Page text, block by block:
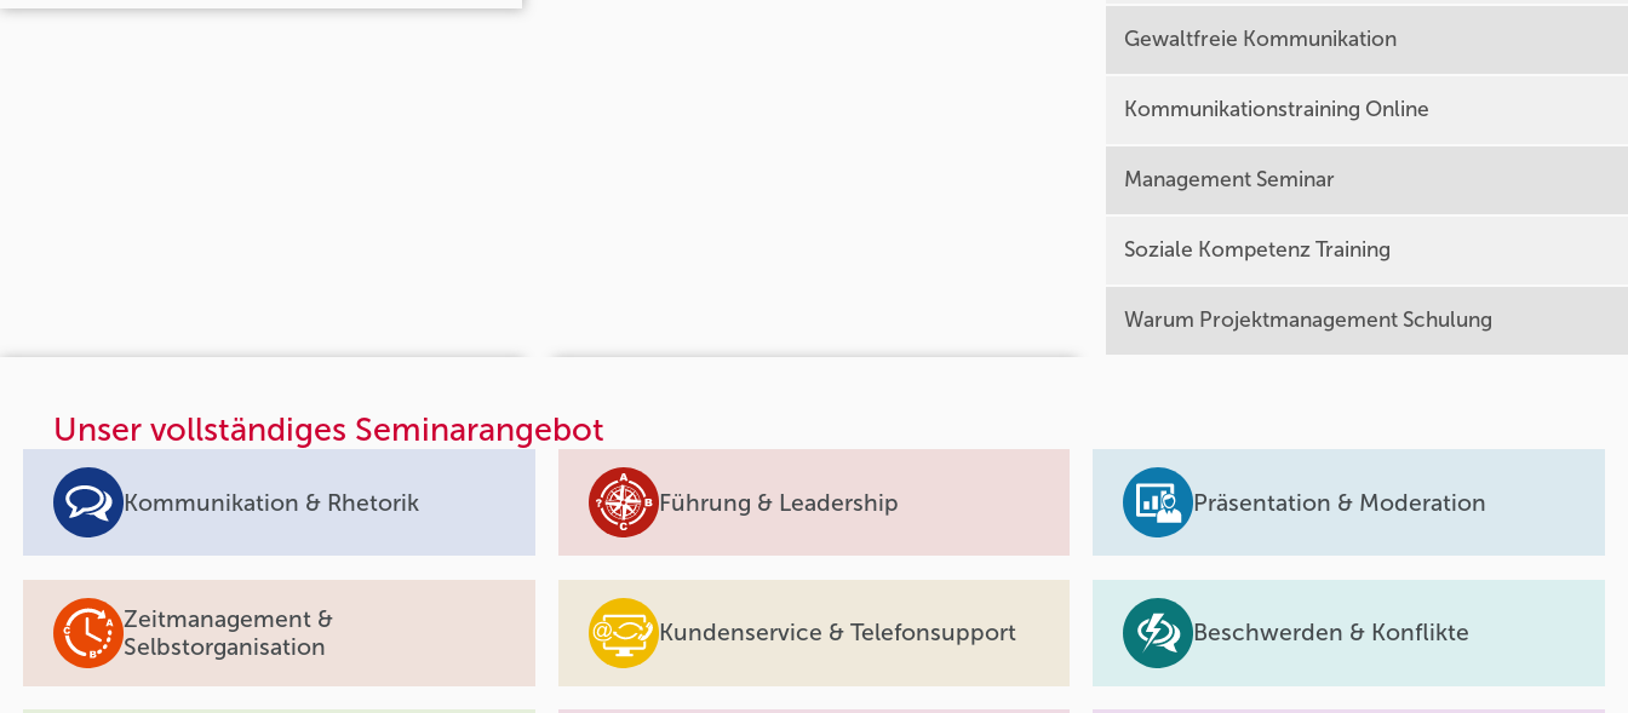
Gewaltfreie Kommunikation
Kommunikationstraining Online
Management Seminar
Soziale Kompetenz Training
Warum Projektmanagement Schulung
Unser vollständiges Seminarangebot
Kommunikation & Rhetorik Führung & Leadership Präsentation & Moderation
Zeitmanagement &
Selbstorganisation
Kundenservice & Telefonsupport Beschwerden & Konflikte